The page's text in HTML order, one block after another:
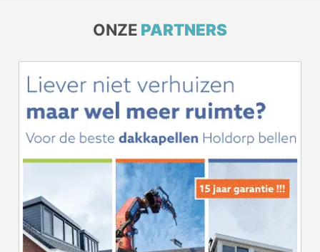
ONZE PARTNERS